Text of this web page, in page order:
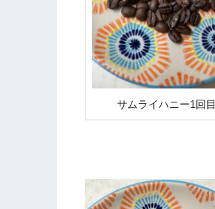
サムライハニー1回目